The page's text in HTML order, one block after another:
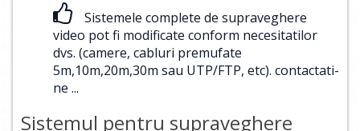
Sistemele complete de supraveghere
video pot fi modificate conform necesitatilor
dvs. (camere, cabluri premufate
5m,10m,20m,30m sau UTP/FTP, etc). contactati-
ne ...
Sistemul pentru supraveghere